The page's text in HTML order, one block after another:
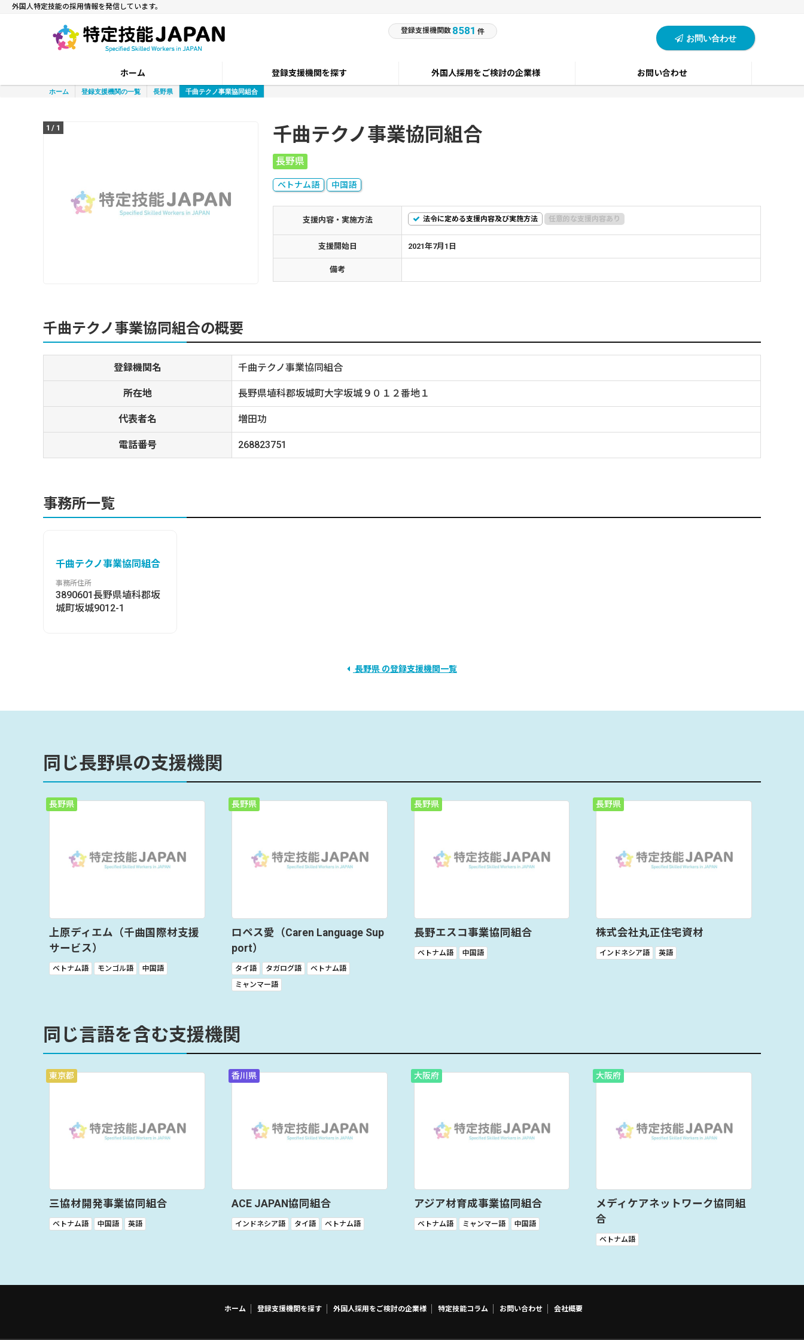
外国人特定技能の採用情報を発信しています。
登録支援機関数 8581 件
お問い合わせ
ホーム 登録支援機関を探す 外国人採用をご検討の企業様 お問い合わせ
ホーム 登録支援機関の一覧 長野県 千曲テクノ事業協同組合
1 / 1 千曲テクノ事業協同組合
長野県
ベトナム語 中国語
支援内容・実施方法 法令に定める支援内容及び実施方法 任意的な支援内容あり
支援開始日 2021年7月1日
備考
千曲テクノ事業協同組合の概要
登録機関名 千曲テクノ事業協同組合
所在地 長野県埴科郡坂城町大字坂城９０１２番地１
代表者名 増田功
電話番号 268823751
事務所一覧
千曲テクノ事業協同組合
事務所住所
3890601長野県埴科郡坂
城町坂城9012-1
長野県 の登録支援機関一覧
同じ長野県の支援機関
上原ディエム（千曲国際材支援
サービス）
長野県
ベトナム語 モンゴル語 中国語
ロペス愛（Caren Language Sup
port）
長野県
タイ語 タガログ語
ベトナム語
ミャンマー語
長野エスコ事業協同組合
長野県
ベトナム語 中国語
株式会社丸正住宅資材
長野県
インドネシア語 英語
同じ言語を含む支援機関
三協材開発事業協同組合
東京都
ベトナム語 中国語 英語
ACE JAPAN協同組合
香川県
インドネシア語 タイ語 ベトナム語
アジア材育成事業協同組合
大阪府
ベトナム語 ミャンマー語 中国語
メディケアネットワーク協同組
合
大阪府
ベトナム語
ホーム 登録支援機関を探す 外国人採用をご検討の企業様 特定技能コラム お問い合わせ 会社概要